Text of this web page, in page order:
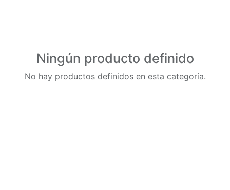
Ningún producto definido
No hay productos definidos en esta categoría.